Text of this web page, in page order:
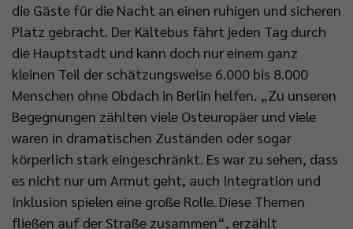
die Gäste für die Nacht an einen ruhigen und sicheren
Platz gebracht. Der Kältebus fährt jeden Tag durch
die Hauptstadt und kann doch nur einem ganz
kleinen Teil der schätzungsweise 6.000 bis 8.000
Menschen ohne Obdach in Berlin helfen. „Zu unseren
Begegnungen zählten viele Osteuropäer und viele
waren in dramatischen Zuständen oder sogar
körperlich stark eingeschränkt. Es war zu sehen, dass
es nicht nur um Armut geht, auch Integration und
Inklusion spielen eine große Rolle. Diese Themen
fließen auf der Straße zusammen“, erzählt